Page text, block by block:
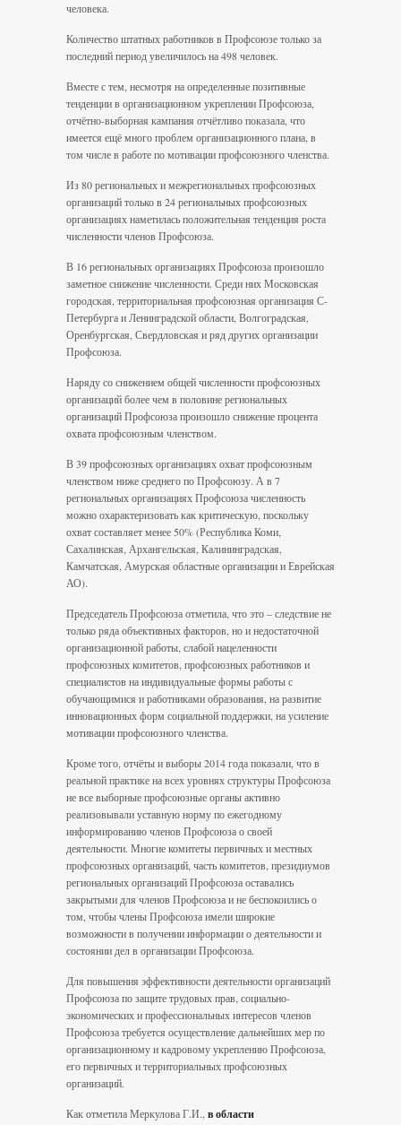
человека.
Количество штатных работников в Профсоюзе только за
последний период увеличилось на 498 человек.
Вместе с тем, несмотря на определенные позитивные
тенденции в организационном укреплении Профсоюза,
отчётно-выборная кампания отчётливо показала, что
имеется ещё много проблем организационного плана, в
том числе в работе по мотивации профсоюзного членства.
Из 80 региональных и межрегиональных профсоюзных
организаций только в 24 региональных профсоюзных
организациях наметилась положительная тенденция роста
численности членов Профсоюза.
В 16 региональных организациях Профсоюза произошло
заметное снижение численности. Среди них Московская
городская, территориальная профсоюзная организация С-
Петербурга и Ленинградской области, Волгоградская,
Оренбургская, Свердловская и ряд других организации
Профсоюза.
Наряду со снижением общей численности профсоюзных
организаций более чем в половине региональных
организаций Профсоюза произошло снижение процента
охвата профсоюзным членством.
В 39 профсоюзных организациях охват профсоюзным
членством ниже среднего по Профсоюзу. А в 7
региональных организациях Профсоюза численность
можно охарактеризовать как критическую, поскольку
охват составляет менее 50% (Республика Коми,
Сахалинская, Архангельская, Калининградская,
Камчатская, Амурская областные организации и Еврейская
АО).
Председатель Профсоюза отметила, что это – следствие не
только ряда объективных факторов, но и недостаточной
организационной работы, слабой нацеленности
профсоюзных комитетов, профсоюзных работников и
специалистов на индивидуальные формы работы с
обучающимися и работниками образования, на развитие
инновационных форм социальной поддержки, на усиление
мотивации профсоюзного членства.
Кроме того, отчёты и выборы 2014 года показали, что в
реальной практике на всех уровнях структуры Профсоюза
не все выборные профсоюзные органы активно
реализовывали уставную норму по ежегодному
информированию членов Профсоюза о своей
деятельности. Многие комитеты первичных и местных
профсоюзных организаций, часть комитетов, президиумов
региональных организаций Профсоюза оставались
закрытыми для членов Профсоюза и не беспокоились о
том, чтобы члены Профсоюза имели широкие
возможности в получении информации о деятельности и
состоянии дел в организации Профсоюза.
Для повышения эффективности деятельности организаций
Профсоюза по защите трудовых прав, социально-
экономических и профессиональных интересов членов
Профсоюза требуется осуществление дальнейших мер по
организационному и кадровому укреплению Профсоюза,
его первичных и территориальных профсоюзных
организаций.
Как отметила Меркулова Г.И.,в области